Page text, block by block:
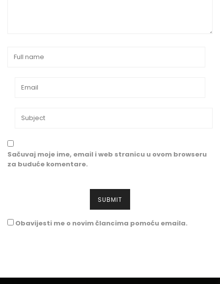
Sačuvaj moje ime, email i web stranicu u ovom browseru
za buduće komentare.
Obavijesti me o novim člancima pomoću emaila.